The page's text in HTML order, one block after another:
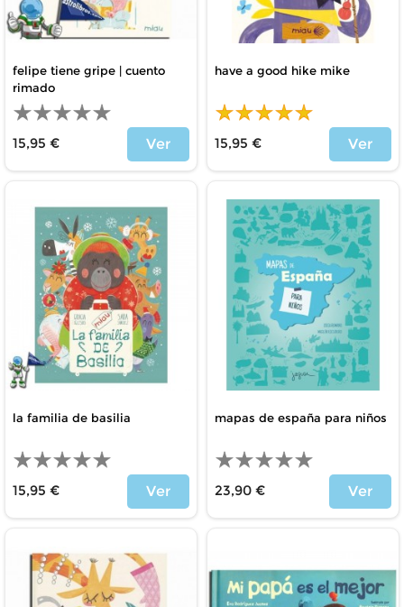
felipe tiene gripe | cuento
rimado
15,95 €
Ver
have a good hike mike
15,95 €
Ver
la familia de basilia
15,95 €
Ver
mapas de españa para niños
23,90 €
Ver